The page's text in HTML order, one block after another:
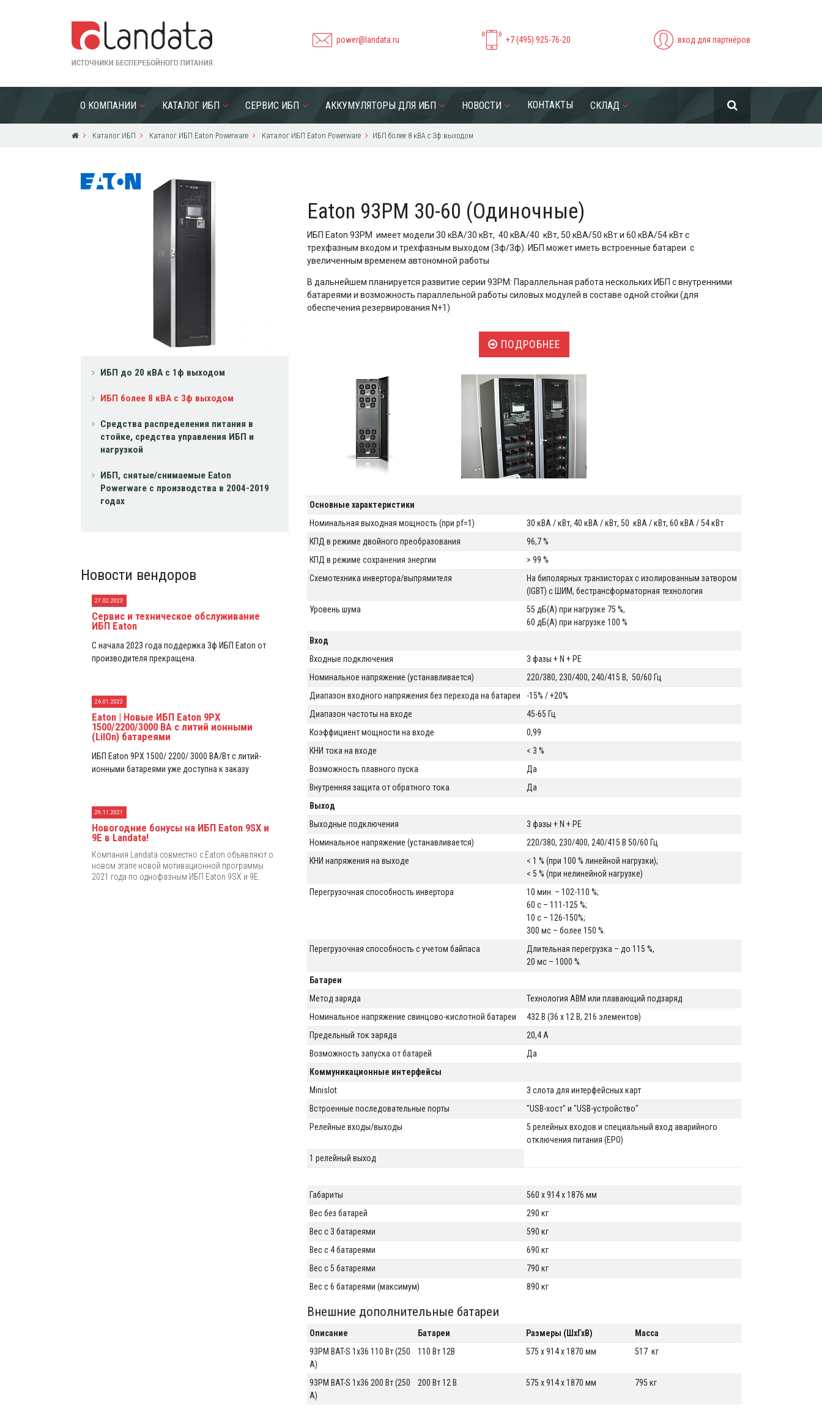
power@landata.ru +7 (495) 925-76-20 вход для партнёров
О КОМПАНИИ КАТАЛОГ ИБП СЕРВИС ИБП АККУМУЛЯТОРЫ ДЛЯ ИБП НОВОСТИ КОНТАКТЫ СКЛАД
Каталог ИБП Каталог ИБП Eaton Powerware Каталог ИБП Eaton Powerware ИБП более 8 кВА с 3ф выходом
ИБП до 20 кВА с 1ф выходом
ИБП более 8 кВА с 3ф выходом
Средства распределения питания в
стойке, средства управления ИБП и
нагрузкой
ИБП, снятые/снимаемые Eaton
Powerware с производства в 2004-2019
годах
Новости вендоров
27.02.2023
Сервис и техническое обслуживание
ИБП Eaton
С начала 2023 года поддержка 3ф ИБП Eaton от
производителя прекращена.
26.01.2022
Eaton | Новые ИБП Eaton 9PX
1500/2200/3000 ВА с литий ионными
(LiIOn) батареями
ИБП Eaton 9PX 1500/ 2200/ 3000 ВА/Вт с литий-
ионными батареями уже доступна к заказу
29.11.2021
Новогодние бонусы на ИБП Eaton 9SX и
9E в Landata!
Компания Landata совместно с Eaton объявляют о
новом этапе новой мотивационной программы
2021 года по однофазным ИБП Eaton 9SX и 9E.
Eaton 93PM 30-60 (Одиночные)
ИБП Eaton 93PM имеет модели 30 кВА/30 кВт, 40 кВА/40 кВт, 50 кВА/50 кВт и 60 кВА/54 кВт с
трехфазным входом и трехфазным выходом (3ф/3ф). ИБП может иметь встроенные батареи с
увеличенным временем автономной работы
В дальнейшем планируется развитие серии 93PM: Параллельная работа нескольких ИБП с внутренними
батареями и возможность параллельной работы силовых модулей в составе одной стойки (для
обеспечения резервирования N+1)
ПОДРОБНЕЕ
Основные характеристики
Номинальная выходная мощность (при pf=1)
30 кВА / кВт, 40 кВА / кВт, 50 кВА / кВт, 60 кВА / 54 кВт
КПД в режиме двойного преобразования
96,7 %
КПД в режиме сохранения энергии
> 99 %
Схемотехника инвертора/выпрямителя
На биполярных транзисторах с изолированным затвором
(IGBT) с ШИМ, беcтрансформаторная технология
Уровень шума
55 дБ(A) при нагрузке 75 %,
60 дБ(A) при нагрузке 100 %
Вход
Входные подключения
3 фазы + N + PE
Номинальное напряжение (устанавливается)
220/380, 230/400, 240/415 В, 50/60 Гц
Диапазон входного напряжения без перехода на батареи
-15% / +20%
Диапазон частоты на входе
45-65 Гц
Коэффициент мощности на входе
0,99
КНИ тока на входе
< 3 %
Возможность плавного пуска
Да
Внутренняя защита от обратного тока
Да
Выход
Выходные подключения
3 фазы + N + PE
Номинальное напряжение (устанавливается)
220/380, 230/400, 240/415 В 50/60 Гц
КНИ напряжения на выходе
< 1 % (при 100 % линейной нагрузки);
< 5 % (при нелинейной нагрузке)
Перегрузочная способность инвертора
10 мин. – 102-110 %;
60 с – 111-125 %;
10 с – 126-150%;
300 мс – более 150 %.
Перегрузочная способность с учетом байпаса
Длительная перегрузка – до 115 %,
20 мс – 1000 %.
Батареи
Метод заряда
Технология ABM или плавающий подзаряд
Номинальное напряжение свинцово-кислотной батареи
432 В (36 x 12 В, 216 элементов)
Предельный ток заряда
20,4 A
Возможность запуска от батарей
Да
Коммуникационные интерфейсы
Minislot
3 слота для интерфейсных карт
Встроенные последовательные порты
"USB-хост" и "USB-устройство"
Релейные входы/выходы
5 релейных входов и специальный вход аварийного
отключения питания (EPO)
1 релейный выход
Габариты
560 x 914 x 1876 мм
Вес без батарей
290 кг
Вес с 3 батареями
590 кг
Вес с 4 батареями
690 кг
Вес с 5 батареями
790 кг
Вес с 6 батареями (максимум)
890 кг
Внешние дополнительные батареи
Описание Батареи Размеры (ШхГхВ)
Масса
93PM BAT-S 1x36 110 Вт (250
A)
110 Вт 12В 575 x 914 x 1870 мм 517 кг
93PM BAT-S 1x36 200 Вт (250
A)
200 Вт 12 В 575 x 914 x 1870 мм 795 кг